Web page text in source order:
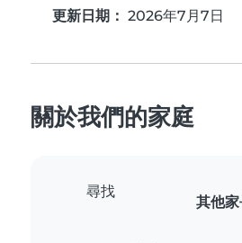
更新日期： 2026年7月7日
關於我們的家庭
尋找
其他家